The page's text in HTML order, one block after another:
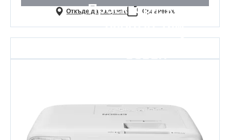
Откъде да закупите Сравнение
Проектори, които
работят там,
където е най-
важно